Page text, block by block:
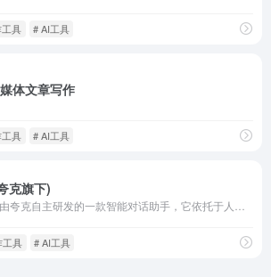
具 # AI工具
体文章写作
具 # AI工具
克旗下)
工具 # AI工具